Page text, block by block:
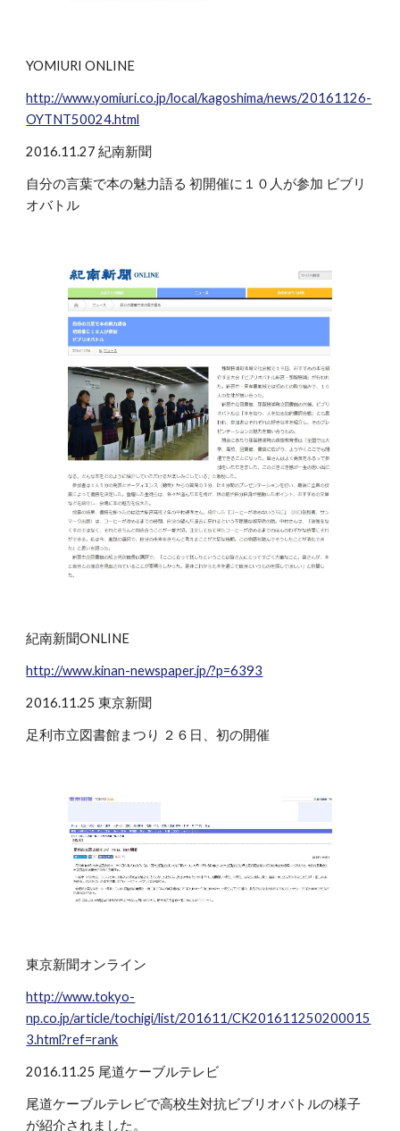
YOMIURI ONLINE
http://www.yomiuri.co.jp/local/kagoshima/news/20161126-
OYTNT50024.html
2016.11.27 紀南新聞
自分の言葉で本の魅力語る 初開催に１０人が参加 ビブリ
オバトル
紀南新聞ONLINE
http://www.kinan-newspaper.jp/?p=6393
2016.11.25 東京新聞
足利市立図書館まつり ２６日、初の開催
東京新聞オンライン
http://www.tokyo-
np.co.jp/article/tochigi/list/201611/CK201611250200015
3.html?ref=rank
2016.11.25 尾道ケーブルテレビ
尾道ケーブルテレビで高校生対抗ビブリオバトルの様子
が紹介されました。